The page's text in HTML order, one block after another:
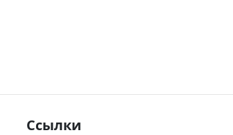
Ссылки